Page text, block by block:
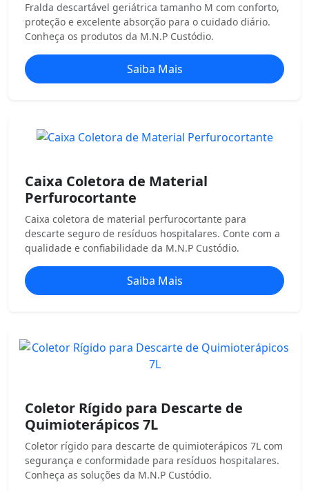
Fralda descartável geriátrica tamanho M com conforto,
proteção e excelente absorção para o cuidado diário.
Conheça os produtos da M.N.P Custódio.
Saiba Mais
Caixa Coletora de Material
Perfurocortante
Caixa coletora de material perfurocortante para
descarte seguro de resíduos hospitalares. Conte com a
qualidade e confiabilidade da M.N.P Custódio.
Saiba Mais
Coletor Rígido para Descarte de
Quimioterápicos 7L
Coletor rígido para descarte de quimioterápicos 7L com
segurança e conformidade para resíduos hospitalares.
Conheça as soluções da M.N.P Custódio.